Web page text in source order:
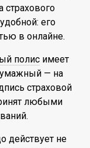
страхового
его
в онлайне.
полис имеет
— на
страховой
любыми
действует не